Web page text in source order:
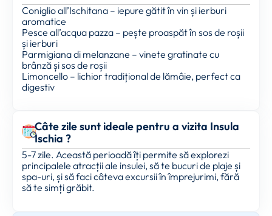
Coniglio all’Ischitana – iepure gătit în vin și ierburi
aromatice
Pesce all’acqua pazza – pește proaspăt în sos de roșii
și ierburi
Parmigiana di melanzane – vinete gratinate cu
brânză și sos de roșii
Limoncello – lichior tradițional de lămâie, perfect ca
digestiv
Câte zile sunt ideale pentru a vizita Insula
Ischia ?
5-7 zile. Această perioadă îți permite să explorezi
principalele atracții ale insulei, să te bucuri de plaje și
spa-uri, și să faci câteva excursii în împrejurimi, fără
să te simți grăbit.